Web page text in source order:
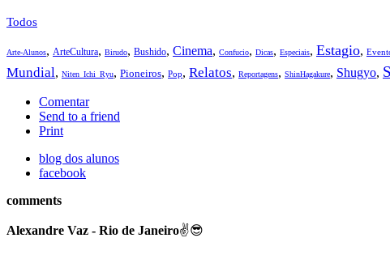
Todos
Arte-Alunos, ArteCultura, Birudo, Bushido, Cinema, Confucio, Dicas, Especiais, Estagio,
Mundial, Niten_Ichi_Ryu, Pioneiros, Pop, Relatos, Reportagens, ShinHagakure, Shugyo,
Comentar
Send to a friend
Print
blog dos alunos
facebook
comments
Alexandre Vaz - Rio de Janeiro✌😎